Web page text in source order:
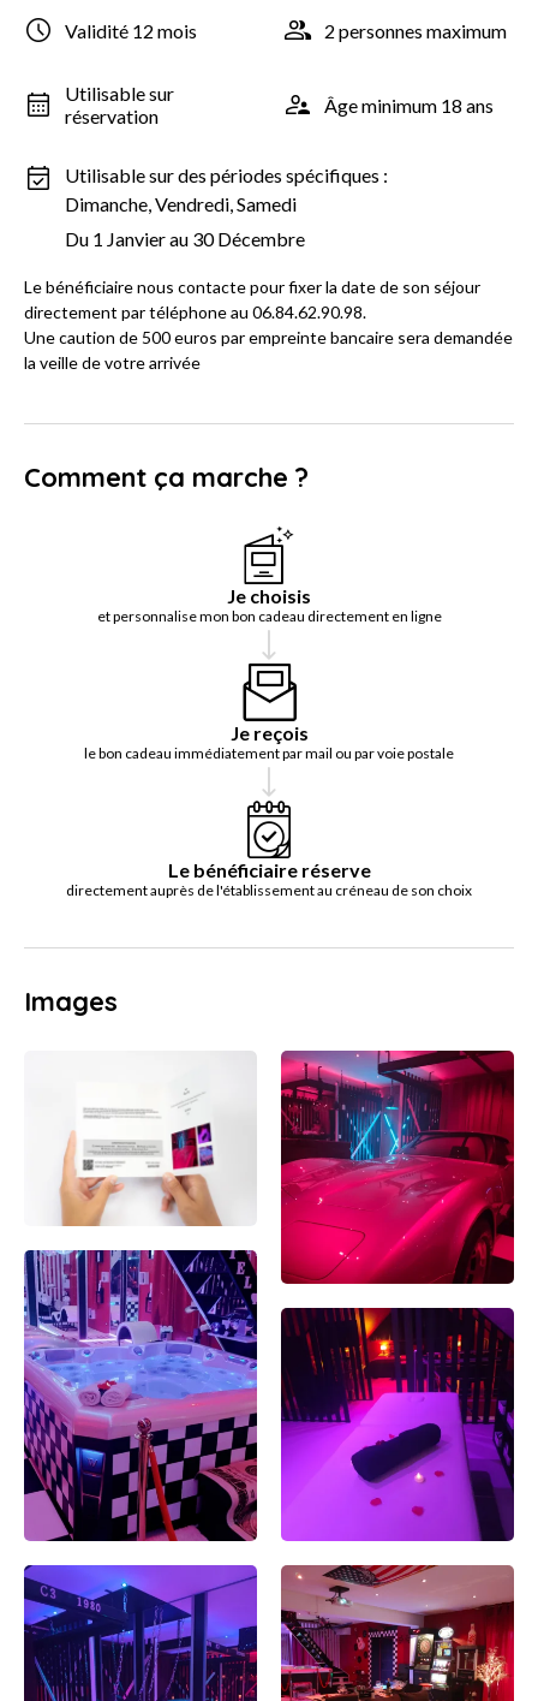
Validité 12 mois 2 personnes maximum
Utilisable sur
réservation
Âge minimum 18 ans
Utilisable sur des périodes spécifiques :
Dimanche, Vendredi, Samedi
Du 1 Janvier au 30 Décembre
Le bénéficiaire nous contacte pour fixer la date de son séjour
directement par téléphone au 06.84.62.90.98.
Une caution de 500 euros par empreinte bancaire sera demandée
la veille de votre arrivée
Comment ça marche ?
Je choisis
et personnalise mon bon cadeau directement en ligne
Je reçois
le bon cadeau immédiatement par mail ou par voie postale
Le bénéficiaire réserve
directement auprès de l'établissement au créneau de son choix
Images